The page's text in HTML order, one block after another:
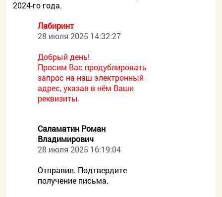
2024-го года.
Лабиринт
28 июля 2025 14:32:27
Добрый день!
Просим Вас продублировать
запрос на наш электронный
адрес, указав в нём Ваши
реквизиты.
Саламатин Роман
Владимирович
28 июля 2025 16:19:04
Отправил. Подтвердите
получение письма.